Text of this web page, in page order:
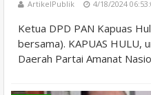
ArtikelPublik 4/18/2024
Ketua DPD PAN Kapuas
bersama). KAPUAS HULU,
Daerah Partai Amanat